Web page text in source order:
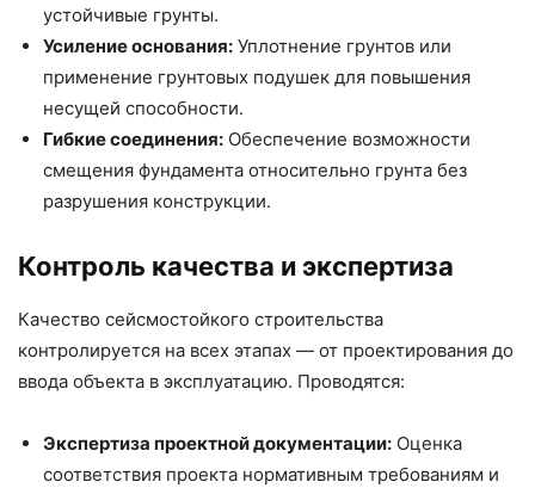
устойчивые грунты.
Усиление основания: Уплотнение грунтов или
применение грунтовых подушек для повышения
несущей способности.
Гибкие соединения: Обеспечение возможности
смещения фундамента относительно грунта без
разрушения конструкции.
Контроль качества и экспертиза
Качество сейсмостойкого строительства
контролируется на всех этапах — от проектирования до
ввода объекта в эксплуатацию. Проводятся:
Экспертиза проектной документации: Оценка
соответствия проекта нормативным требованиям и